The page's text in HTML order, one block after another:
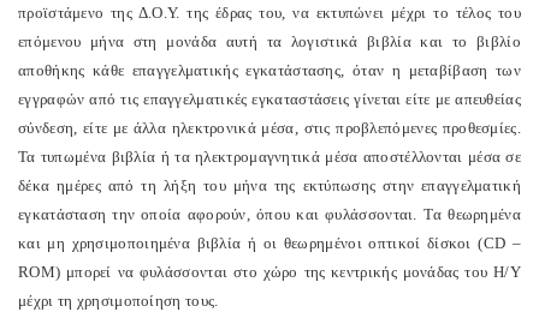
προϊστάμενο της Δ.Ο.Υ. της έδρας του, να εκτυπώνει μέχρι το τέλος του
επόμενου μήνα στη μονάδα αυτή τα λογιστικά βιβλία και το βιβλίο
αποθήκης κάθε επαγγελματικής εγκατάστασης, όταν η μεταβίβαση των
εγγραφών από τις επαγγελματικές εγκαταστάσεις γίνεται είτε με απευθείας
σύνδεση, είτε με άλλα ηλεκτρονικά μέσα, στις προβλεπόμενες προθεσμίες.
Τα τυπωμένα βιβλία ή τα ηλεκτρομαγνητικά μέσα αποστέλλονται μέσα σε
δέκα ημέρες από τη λήξη του μήνα της εκτύπωσης στην επαγγελματική
εγκατάσταση την οποία αφορούν, όπου και φυλάσσονται. Tα θεωρημένα
και μη χρησιμοποιημένα βιβλία ή οι θεωρημένοι οπτικοί δίσκοι (CD –
ROM) μπορεί να φυλάσσονται στο χώρο της κεντρικής μονάδας του Η/Υ
μέχρι τη χρησιμοποίηση τους.